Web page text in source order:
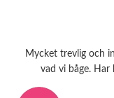
Mycket trevlig och
vad vi båge. Har